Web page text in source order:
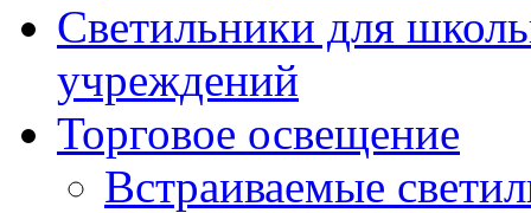
Светильники для
учреждений
Торговое освещение
Встраиваемые